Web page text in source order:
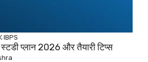
IBPS
प्लान 2026 और तैयारी टिप्स